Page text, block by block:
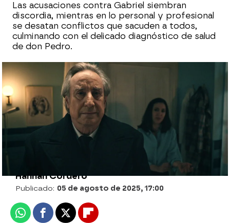
Las acusaciones contra Gabriel siembran
discordia, mientras en lo personal y profesional
se desatan conflictos que sacuden a todos,
culminando con el delicado diagnóstico de salud
de don Pedro.
Don Pedro recibe un diagnóstico
devastador y decide ocultarlo a su
familia
Hannah Cordero
Publicado: 05 de agosto de 2025, 17:00
WhatsappFacebook
X Flipboard